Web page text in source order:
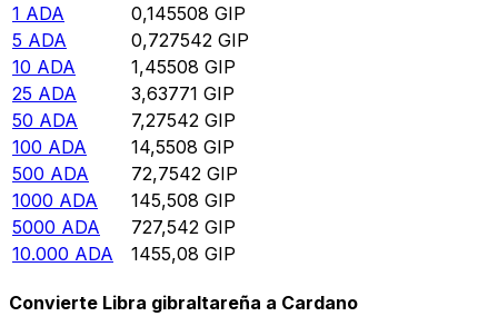
1 ADA 0,145508 GIP
5 ADA 0,727542 GIP
10 ADA 1,45508 GIP
25 ADA 3,63771 GIP
50 ADA 7,27542 GIP
100 ADA 14,5508 GIP
500 ADA 72,7542 GIP
1000 ADA 145,508 GIP
5000 ADA 727,542 GIP
10.000 ADA 1455,08 GIP
Convierte Libra gibraltareña a Cardano